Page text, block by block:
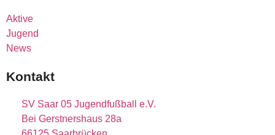
Aktive
Jugend
News
Kontakt
SV Saar 05 Jugendfußball e.V.
Bei Gerstnershaus 28a